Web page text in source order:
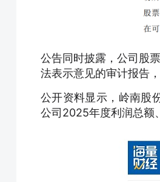
公告同时披露，公司股
法表示意见的审计报告
公开资料显示，岭南股
公司2025年度利润总额